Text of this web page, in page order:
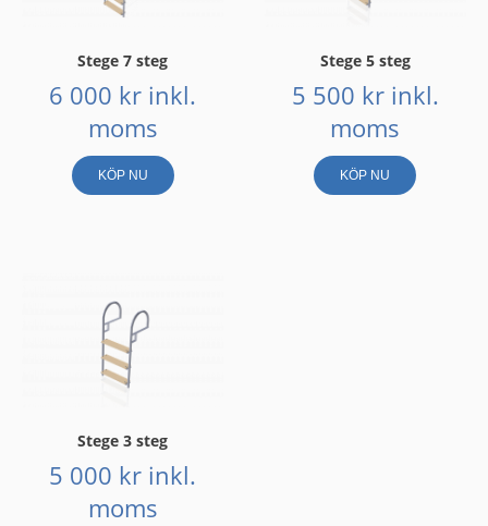
Stege 7 steg
6 000 kr inkl.
moms
KÖP NU
Stege 5 steg
5 500 kr inkl.
moms
KÖP NU
Stege 3 steg
5 000 kr inkl.
moms